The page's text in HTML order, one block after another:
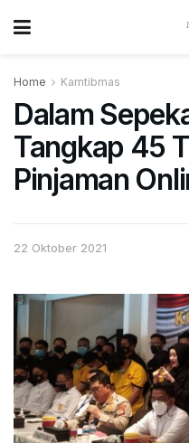
Home Kamtibmas
Dalam
Tangkap 45
Pinjaman
22 Oktober 2021